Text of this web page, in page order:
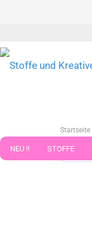
NEU !! STOFFE
Startseite
« Erster